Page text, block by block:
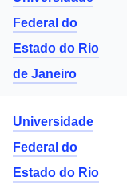
Federal do
Estado do Rio
de Janeiro
Universidade
Federal do
Estado do Rio